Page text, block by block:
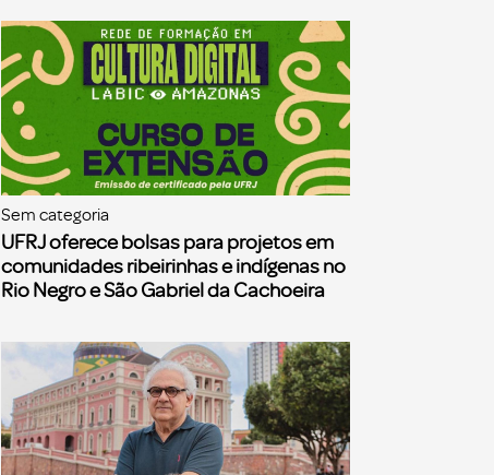
Sem categoria
UFRJ oferece bolsas para projetos em
comunidades ribeirinhas e indígenas no
Rio Negro e São Gabriel da Cachoeira